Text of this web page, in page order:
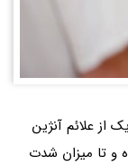
از علائم آنژین
و تا میزان شدت